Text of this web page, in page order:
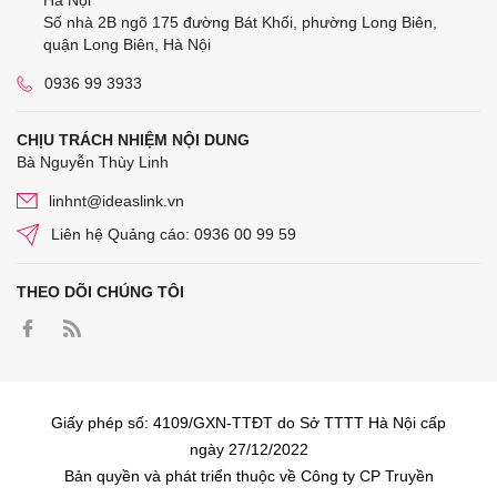
Số nhà 2B ngõ 175 đường Bát Khối, phường Long Biên,
quận Long Biên, Hà Nội
0936 99 3933
CHỊU TRÁCH NHIỆM NỘI DUNG
Bà Nguyễn Thùy Linh
linhnt@ideaslink.vn
Liên hệ Quảng cáo: 0936 00 99 59
THEO DÕI CHÚNG TÔI
Giấy phép số: 4109/GXN-TTĐT do Sở TTTT Hà Nội cấp
ngày 27/12/2022
Bản quyền và phát triển thuộc về Công ty CP Truyền